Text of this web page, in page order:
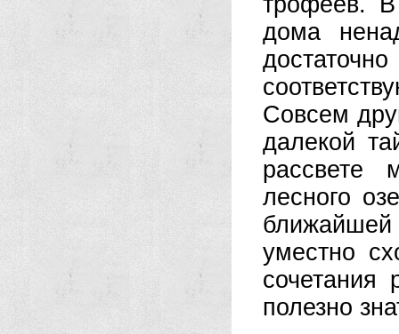
дома
Совсем
далекой
рассвете
лесного
ближайшей
уместно
полезно